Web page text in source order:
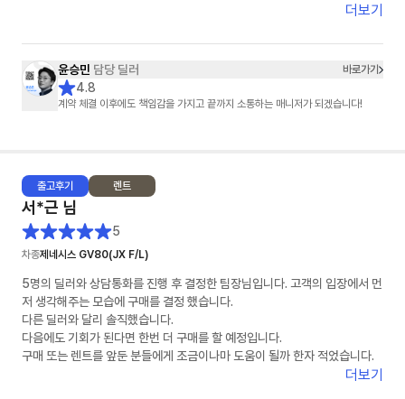
해 주셔서 차를 구입하고 판매하는 과정의 불안감 없이 마음이 편히 의지하
저같은 진상고객에게까지 마음을 담은 선물까지 챙겨 주셔서 정말 감사했습
니다
주변에 차 사겠다는 사람이 있으면 적극 알려서 소개해드리고 싶은 윤승님
딜러님! 번창하셔요~♡
더보기
윤승민 담당 딜러 바로가기
4.8
계약 체결 이후에도 책임감을 가지고 끝까지 소통하는 매니저가 되겠습니다!
출고후기 렌트
서*근 님
5
차종제네시스 GV80(JX F/L)
5명의 딜러와 상담통화를 진행 후 결정한 팀장님입니다. 고객의 입장에서 먼
저 생각해주는 모습에 구매를 결정 했습니다.
다른 딜러와 달리 솔직했습니다.
다음에도 기회가 된다면 한번 더 구매를 할 예정입니다.
구매 또는 렌트를 앞둔 분들에게 조금이나마 도움이 될까 한자 적었습니다.
더보기